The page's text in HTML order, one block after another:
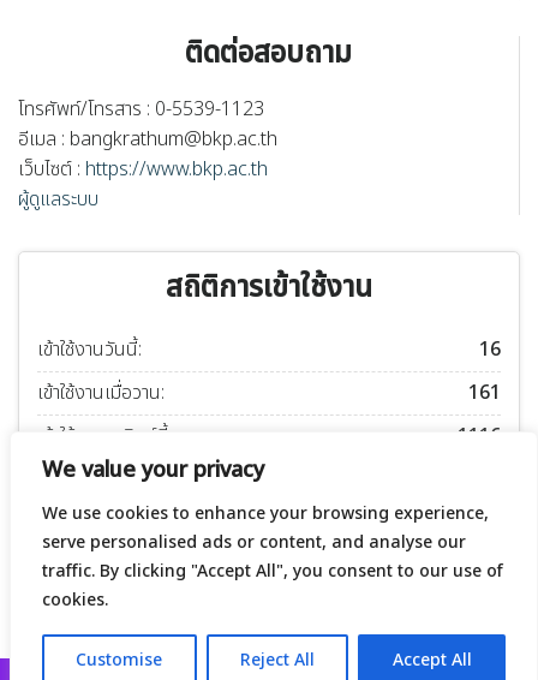
We value your privacy
We use cookies to enhance your browsing experience,
serve personalised ads or content, and analyse our
traffic. By clicking "Accept All", you consent to our use of
cookies.
Customise Reject All Accept All
ติดต่อสอบถาม
โทรศัพท์/โทรสาร : 0-5539-1123
อีเมล : bangkrathum@bkp.ac.th
เว็บไซต์ : https://www.bkp.ac.th
ผู้ดูแลระบบ
สถิติการเข้าใช้งาน
เข้าใช้งานวันนี้:
16
เข้าใช้งานเมื่อวาน:
161
เข้าใช้งานอาทิตย์นี้:
1116
เข้าใช้งานเดือนนี้:
เข้าใช้งานปีนี้:
52639
เข้าใช้งานทั้งหมด:
240372
ติดต่อเรา